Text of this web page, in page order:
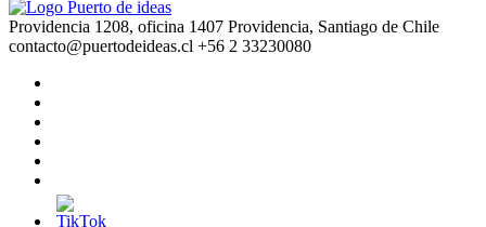
Providencia 1208, oficina 1407 Providencia, Santiago de Chile
contacto@puertodeideas.cl +56 2 33230080